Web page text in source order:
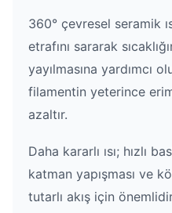
360° çevresel seramik
etrafını sararak
yayılmasına yardımcı
filamentin yeterince
azaltır.
Daha kararlı ısı; hızlı
katman yapışması ve
tutarlı akış için